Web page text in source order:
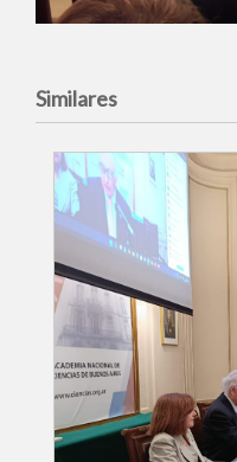
Similares